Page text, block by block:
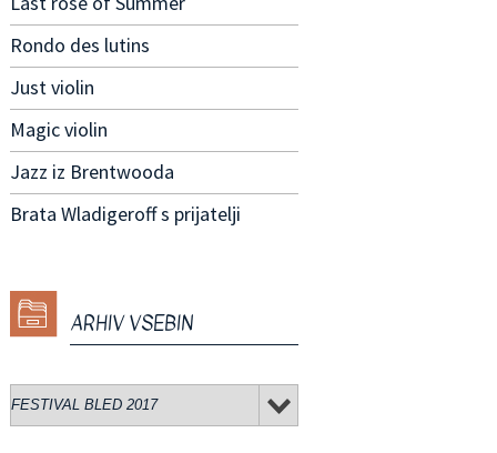
Rondo des lutins
Just violin
Magic violin
Jazz iz Brentwooda
Brata Wladigeroff s prijatelji
ARHIV VSEBIN